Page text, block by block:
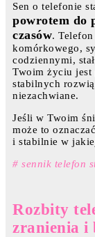
Sen o telefonie
powrotem do
czasów.
komórkowego,
codziennymi,
Twoim życiu jest
stabilnych
niezachwiane.
Jeśli w Twoim
może to
i stabilnie w
# sennik telefon
Rozbity
zranienia i